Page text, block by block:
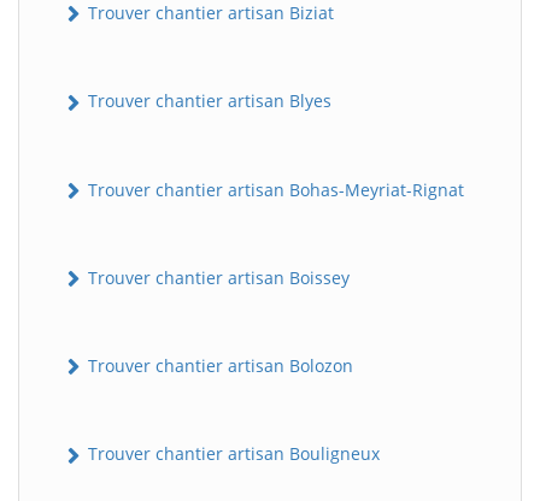
Trouver chantier artisan Biziat
Trouver chantier artisan Blyes
Trouver chantier artisan Bohas-Meyriat-Rignat
Trouver chantier artisan Boissey
Trouver chantier artisan Bolozon
Trouver chantier artisan Bouligneux